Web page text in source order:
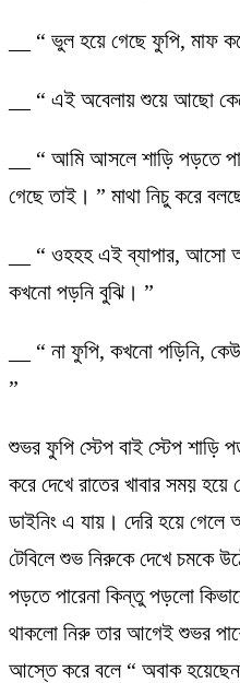
__ “ ভুল হয়ে গেছে ফুপি, মাফ
__ “ এই অবেলায় শুয়ে আছো
__ “ আমি আসলে শাড়ি পড়তে
গেছে তাই। ” মাথা নিচু করে
__ “ ওহহহ এই ব্যাপার, আসো
কখনো পড়নি বুঝি। ”
__ “ না ফুপি, কখনো পড়িনি,
”
শুভর ফুপি স্টেপ বাই স্টেপ শাড়ি
করে দেখে রাতের খাবার সময়
ডাইনিং এ যায়। দেরি হয়ে গেলে
টেবিলে শুভ নিরুকে দেখে চমকে
পড়তে পারেনা কিন্তু পড়লো
থাকলো নিরু তার আগেই শুভর
আস্তে করে বলে “ অবাক হয়েছেন